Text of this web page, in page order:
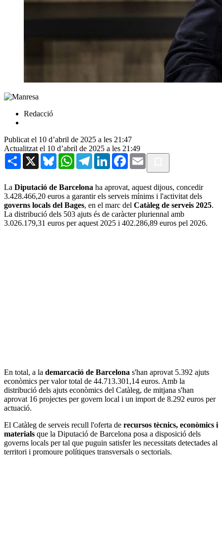
Redacció
Publicat el 10 d’abril de 2025 a les 21:47
Actualitzat el 10 d’abril de 2025 a les 21:49
Share X BlueskyWhatsAppTelegramLinkedInFacebook
Email
La Diputació de Barcelona ha aprovat, aquest dijous, concedir
3.428.466,20 euros a garantir els serveis mínims i l'activitat dels
governs locals del Bages, en el marc del Catàleg de serveis 2025.
La distribució dels 503 ajuts és de caràcter pluriennal amb
3.026.179,31 euros per aquest 2025 i 402.286,89 euros pel 2026.
En total, a la demarcació de Barcelona s'han aprovat 5.392 ajuts
econòmics per valor total de 44.713.301,14 euros. Amb la
distribució dels ajuts econòmics del Catàleg, de mitjana s'han
aprovat 16 projectes per govern local i un import de 8.292 euros per
actuació.
El Catàleg de serveis recull l'oferta de recursos tècnics, econòmics i
materials que la Diputació de Barcelona posa a disposició dels
governs locals per tal que puguin satisfer les necessitats detectades al
territori i promoure polítiques transversals o sectorials.